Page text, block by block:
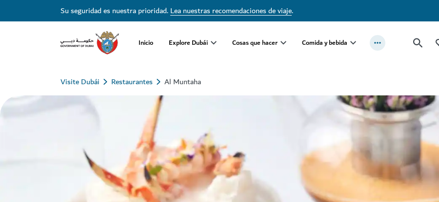
Su seguridad es nuestra prioridad.Lea nuestras recomendaciones de viaje.
Inicio Explore Dubái Cosas que hacer Comida y bebida
Visite Dubái Restaurantes Al Muntaha